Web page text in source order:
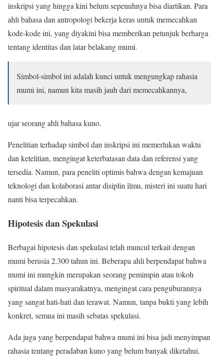
inskripsi yang hingga kini belum sepenuhnya bisa diartikan. Para
ahli bahasa dan antropologi bekerja keras untuk memecahkan
kode-kode ini, yang diyakini bisa memberikan petunjuk berharga
tentang identitas dan latar belakang mumi.
Simbol-simbol ini adalah kunci untuk mengungkap rahasia
mumi ini, namun kita masih jauh dari memecahkannya,
ujar seorang ahli bahasa kuno.
Penelitian terhadap simbol dan inskripsi ini memerlukan waktu
dan ketelitian, mengingat keterbatasan data dan referensi yang
tersedia. Namun, para peneliti optimis bahwa dengan kemajuan
teknologi dan kolaborasi antar disiplin ilmu, misteri ini suatu hari
nanti bisa terpecahkan.
Hipotesis dan Spekulasi
Berbagai hipotesis dan spekulasi telah muncul terkait dengan
mumi berusia 2.300 tahun ini. Beberapa ahli berpendapat bahwa
mumi ini mungkin merupakan seorang pemimpin atau tokoh
spiritual dalam masyarakatnya, mengingat cara penguburannya
yang sangat hati-hati dan terawat. Namun, tanpa bukti yang lebih
konkret, semua ini masih sebatas spekulasi.
Ada juga yang berpendapat bahwa mumi ini bisa jadi menyimpan
rahasia tentang peradaban kuno yang belum banyak diketahui.